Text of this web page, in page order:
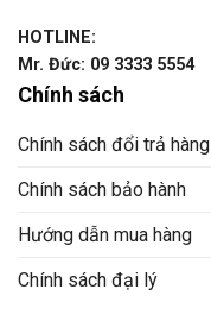
HOTLINE:
Mr. Đức: 09 3333 5554
Chính sách
Chính sách đổi trả hàng
Chính sách bảo hành
Hướng dẫn mua hàng
Chính sách đại lý